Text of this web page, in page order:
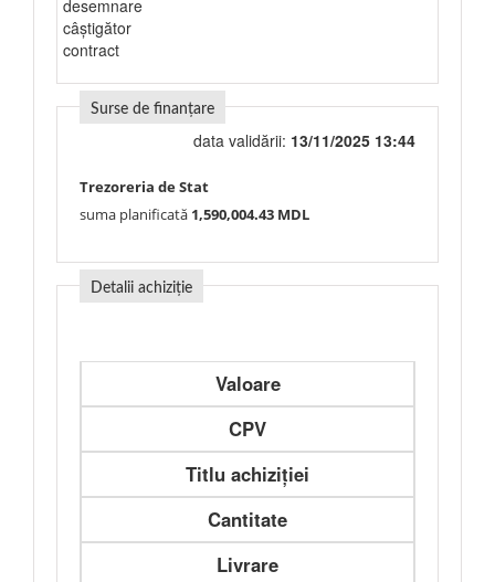
desemnare
câștigător
contract
Surse de finanțare
data validării: 13/11/2025 13:44
Trezoreria de Stat
suma planificată 1,590,004.43 MDL
Detalii achiziție
Valoare
CPV
Titlu achiziției
Cantitate
Livrare